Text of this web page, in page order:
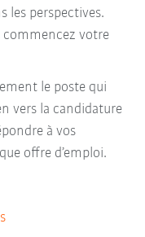
les perspectives.
commencez votre
le poste qui
vers la candidature
à vos
offre d’emploi.